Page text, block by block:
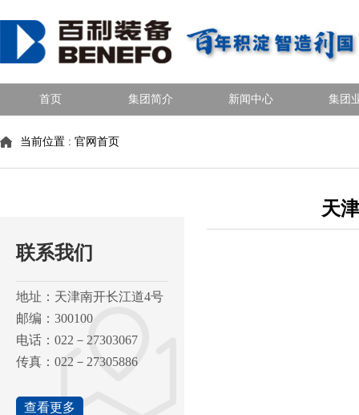
首页 集团简介 新闻中心 集团
当前位置 : 官网首页
联系我们
地址：天津南开长江道4号
邮编：300100
电话：022－27303067
传真：022－27305886
查看更多
天